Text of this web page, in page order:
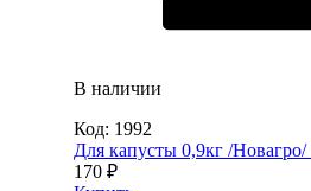
В наличии
Код: 1992
Для капусты 0,9кг /Новагро/
170 ₽